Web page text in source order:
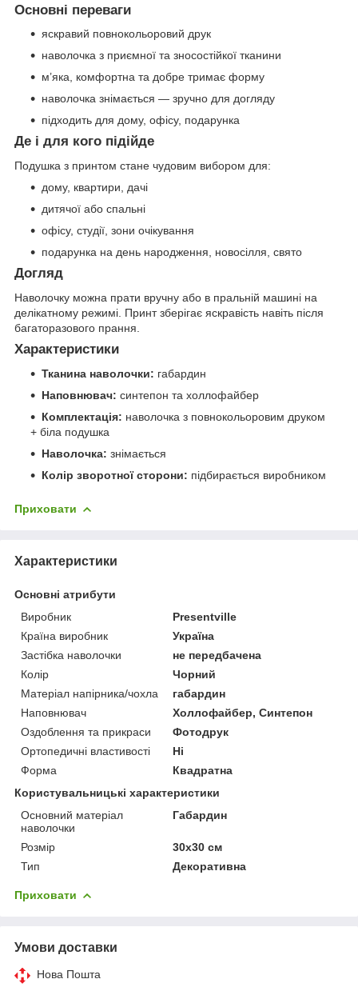
Основні переваги
яскравий повнокольоровий друк
наволочка з приємної та зносостійкої тканини
м’яка, комфортна та добре тримає форму
наволочка знімається — зручно для догляду
підходить для дому, офісу, подарунка
Де і для кого підійде
Подушка з принтом стане чудовим вибором для:
дому, квартири, дачі
дитячої або спальні
офісу, студії, зони очікування
подарунка на день народження, новосілля, свято
Догляд
Наволочку можна прати вручну або в пральній машині на
делікатному режимі. Принт зберігає яскравість навіть після
багаторазового прання.
Характеристики
Тканина наволочки: габардин
Наповнювач: синтепон та холлофайбер
Комплектація: наволочка з повнокольоровим друком
+ біла подушка
Наволочка: знімається
Колір зворотної сторони: підбирається виробником
Приховати
Характеристики
Основні атрибути
Виробник
Presentville
Країна виробник
Україна
Застібка наволочки
не передбачена
Колір
Чорний
Матеріал напірника/чохла
габардин
Наповнювач
Холлофайбер, Синтепон
Оздоблення та прикраси
Фотодрук
Ортопедичні властивості
Ні
Форма
Квадратна
Користувальницькі характеристики
Основний матеріал
наволочки
Габардин
Розмір
30х30 см
Тип
Декоративна
Приховати
Умови доставки
Нова Пошта